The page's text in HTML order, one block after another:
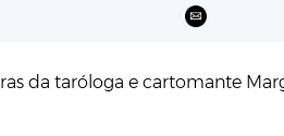
da taróloga e cartomante